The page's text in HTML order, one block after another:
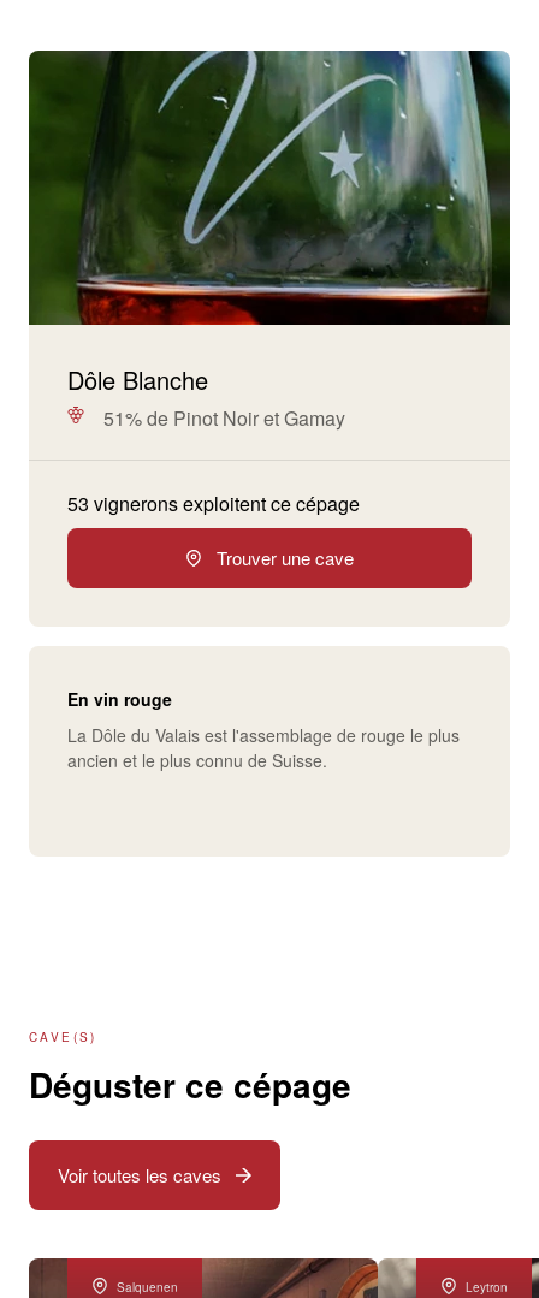
Dôle Blanche
51% de Pinot Noir et Gamay
53 vignerons exploitent ce cépage
Trouver une cave
En vin rouge
La Dôle du Valais est l'assemblage de rouge le plus
ancien et le plus connu de Suisse.
CAVE(S)
Déguster ce cépage
Voir toutes les caves
Salquenen Leytron